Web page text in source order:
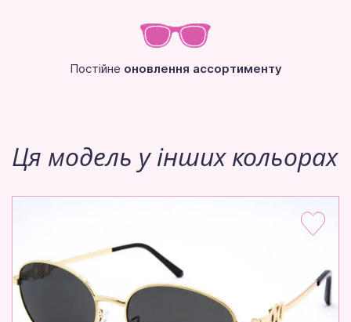
Постійне оновлення ассортименту
Ця модель у інших кольорах